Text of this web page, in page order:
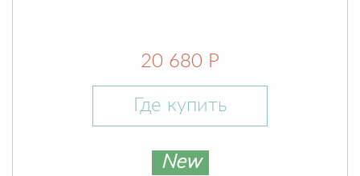
20 680 Р
Где купить
New